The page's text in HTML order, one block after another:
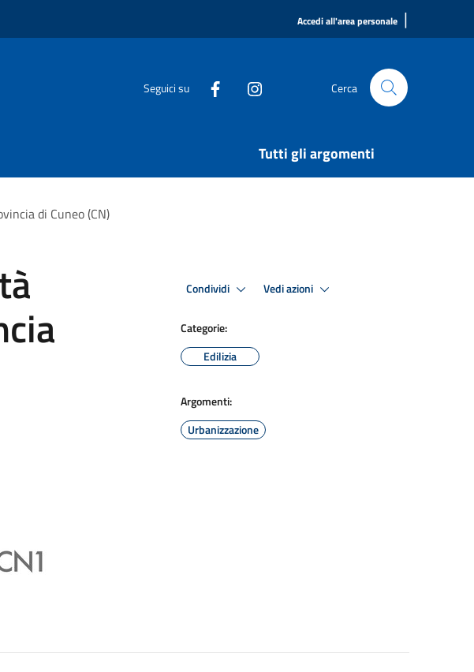
Accedi all'area personale |
Seguici su Cerca
Tutti gli argomenti
di Cuneo (CN)
Condividi Vedi azioni
Categorie:
Edilizia
Argomenti:
Urbanizzazione